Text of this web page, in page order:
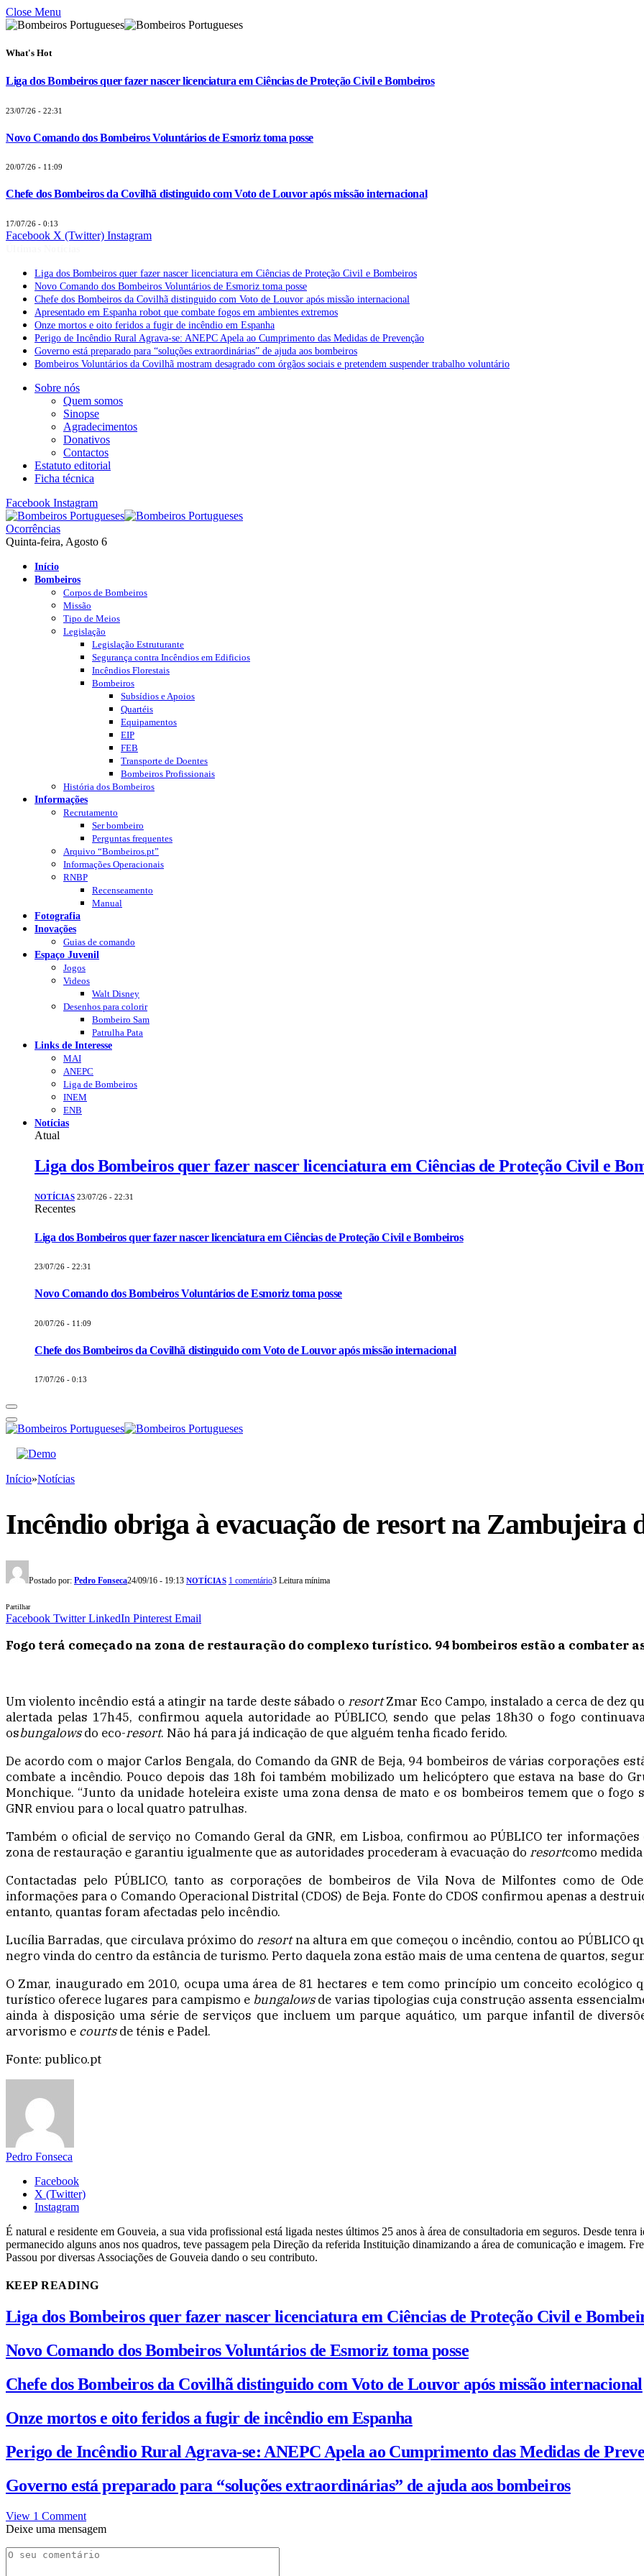
Close Menu
What's Hot
Liga dos Bombeiros quer fazer nascer licenciatura em Ciências de Proteção Civil e Bombeiros
23/07/26 - 22:31
Novo Comando dos Bombeiros Voluntários de Esmoriz toma posse
20/07/26 - 11:09
Chefe dos Bombeiros da Covilhã distinguido com Voto de Louvor após missão internacional
17/07/26 - 0:13
Facebook X (Twitter) Instagram
Liga dos Bombeiros quer fazer nascer licenciatura em Ciências de Proteção Civil e Bombeiros
Novo Comando dos Bombeiros Voluntários de Esmoriz toma posse
Chefe dos Bombeiros da Covilhã distinguido com Voto de Louvor após missão internacional
Apresentado em Espanha robot que combate fogos em ambientes extremos
Onze mortos e oito feridos a fugir de incêndio em Espanha
Perigo de Incêndio Rural Agrava-se: ANEPC Apela ao Cumprimento das Medidas de Prevenção
Governo está preparado para “soluções extraordinárias” de ajuda aos bombeiros
Bombeiros Voluntários da Covilhã mostram desagrado com órgãos sociais e pretendem suspender trabalho voluntário
Sobre nós
Quem somos
Sinopse
Agradecimentos
Donativos
Contactos
Estatuto editorial
Ficha técnica
Facebook Instagram
Ocorrências
Quinta-feira, Agosto 6
Início
Bombeiros
Corpos de Bombeiros
Missão
Tipo de Meios
Legislação
Legislação Estruturante
Segurança contra Incêndios em Edificios
Incêndios Florestais
Bombeiros
Subsídios e Apoios
Quartéis
Equipamentos
EIP
FEB
Transporte de Doentes
Bombeiros Profissionais
História dos Bombeiros
Informações
Recrutamento
Ser bombeiro
Perguntas frequentes
Arquivo “Bombeiros.pt”
Informações Operacionais
RNBP
Recenseamento
Manual
Fotografia
Inovações
Guias de comando
Espaço Juvenil
Jogos
Videos
Walt Disney
Desenhos para colorir
Bombeiro Sam
Patrulha Pata
Links de Interesse
MAI
ANEPC
Liga de Bombeiros
INEM
ENB
Notícias
Atual
Liga dos Bombeiros quer fazer nascer licenciatura em Ciências de Proteção Civil e
NOTÍCIAS 23/07/26 - 22:31
Recentes
Liga dos Bombeiros quer fazer nascer licenciatura em Ciências de Proteção Civil e Bombeiros
23/07/26 - 22:31
Novo Comando dos Bombeiros Voluntários de Esmoriz toma posse
20/07/26 - 11:09
Chefe dos Bombeiros da Covilhã distinguido com Voto de Louvor após missão internacional
17/07/26 - 0:13
Início»Notícias
Incêndio obriga à evacuação de resort na Zambujeira
Postado por: Pedro Fonseca24/09/16 - 19:13 NOTÍCIAS 1 comentário3 Leitura mínima
Partilhar
Facebook Twitter LinkedIn Pinterest Email
Fogo terá começado na zona de restauração do complexo turístico. 94 bombeiros estão a combater
Um violento incêndio está a atingir na tarde deste sábado o resortZmar Eco Campo, instalado a cerca de dez
alertada pelas 17h45, confirmou aquela autoridade ao PÚBLICO, sendo que pelas 18h30 o fogo
osbungalowsdo eco-resort. Não há para já indicação de que alguém tenha ficado ferido.
De acordo com o major Carlos Bengala, do Comando da GNR de Beja, 94 bombeiros de várias corporações
combate a incêndio. Pouco depois das 18h foi também mobilizado um helicóptero que estava na base do
Monchique. “Junto da unidade hoteleira existe uma zona densa de mato e os bombeiros temem que o fogo
GNR enviou para o local quatro patrulhas.
Também o oficial de serviço no Comando Geral da GNR, em Lisboa, confirmou ao PÚBLICO ter
zona de restauração e garantiu igualmente que as autoridades procederam à evacuação do resortcomo
Contactadas pelo PÚBLICO, tanto as corporações de bombeiros de Vila Nova de Milfontes como de
informações para o Comando Operacional Distrital (CDOS) de Beja. Fonte do CDOS confirmou apenas a
entanto, quantas foram afectadas pelo incêndio.
Lucília Barradas, que circulava próximo do resortna altura em que começou o incêndio, contou ao PÚBLICO
negro vinda do centro da estância de turismo. Perto daquela zona estão mais de uma centena de quartos,
O Zmar, inaugurado em 2010, ocupa uma área de 81 hectares e tem como princípio um conceito ecológico
turístico oferece lugares para campismo e bungalowsde varias tipologias cuja construção assenta
ainda à disposição uma série de serviços que incluem um parque aquático, um parque infantil de
arvorismo e courtsde ténis e Padel.
Fonte: publico.pt
Pedro Fonseca
Facebook
X (Twitter)
Instagram
É natural e residente em Gouveia, a sua vida profissional está ligada nestes últimos 25 anos à área de consultadoria em seguros. Desde
permanecido alguns anos nos quadros, teve passagem pela Direção da referida Instituição dinamizando a área de comunicação e imagem.
Passou por diversas Associações de Gouveia dando o seu contributo.
KEEP READING
Liga dos Bombeiros quer fazer nascer licenciatura em Ciências de Proteção Civil e
Novo Comando dos Bombeiros Voluntários de Esmoriz toma posse
Chefe dos Bombeiros da Covilhã distinguido com Voto de Louvor após missão internacional
Onze mortos e oito feridos a fugir de incêndio em Espanha
Perigo de Incêndio Rural Agrava-se: ANEPC Apela ao Cumprimento das Medidas de
Governo está preparado para “soluções extraordinárias” de ajuda aos bombeiros
View 1 Comment
Deixe uma mensagem